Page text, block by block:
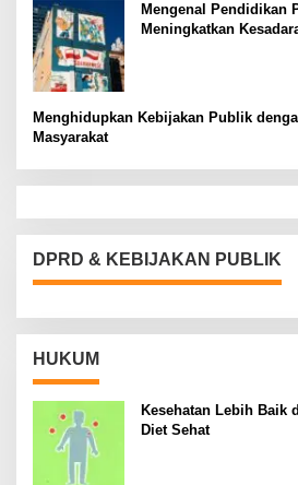
Mengenal Pendidikan
Meningkatkan
Menghidupkan Kebijakan Publik
Masyarakat
DPRD & KEBIJAKAN PUBLIK
HUKUM
Kesehatan Lebih Baik
Diet Sehat